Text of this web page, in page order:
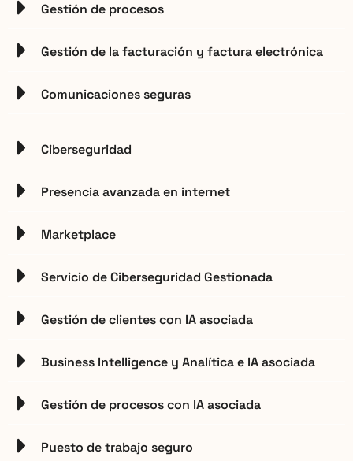
Gestión de procesos
Gestión de la facturación y factura electrónica
Comunicaciones seguras
Ciberseguridad
Presencia avanzada en internet
Marketplace
Servicio de Ciberseguridad Gestionada
Gestión de clientes con IA asociada
Business Intelligence y Analítica e IA asociada
Gestión de procesos con IA asociada
Puesto de trabajo seguro